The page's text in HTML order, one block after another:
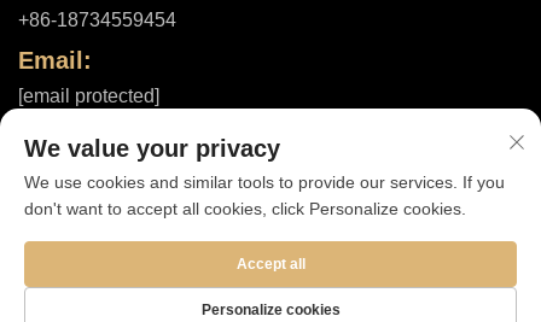
+86-18734559454
Email:
[email protected]
Bản quyền © 2025 bởi Công ty TNHH Shanxi ShuheHealth |Chính
sách bảo mật
We value your privacy
We use cookies and similar tools to provide our services. If you
don't want to accept all cookies, click Personalize cookies.
Personalize cookies
Accept all